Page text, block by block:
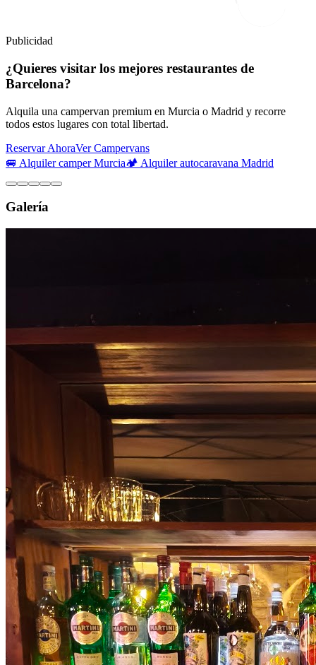
Publicidad
¿Quieres visitar los mejores restaurantes de
Barcelona?
Alquila una campervan premium en Murcia o Madrid y recorre
todos estos lugares con total libertad.
Reservar AhoraVer Campervans
🚐 Alquiler camper Murcia🏕️ Alquiler autocaravana Madrid
Galería